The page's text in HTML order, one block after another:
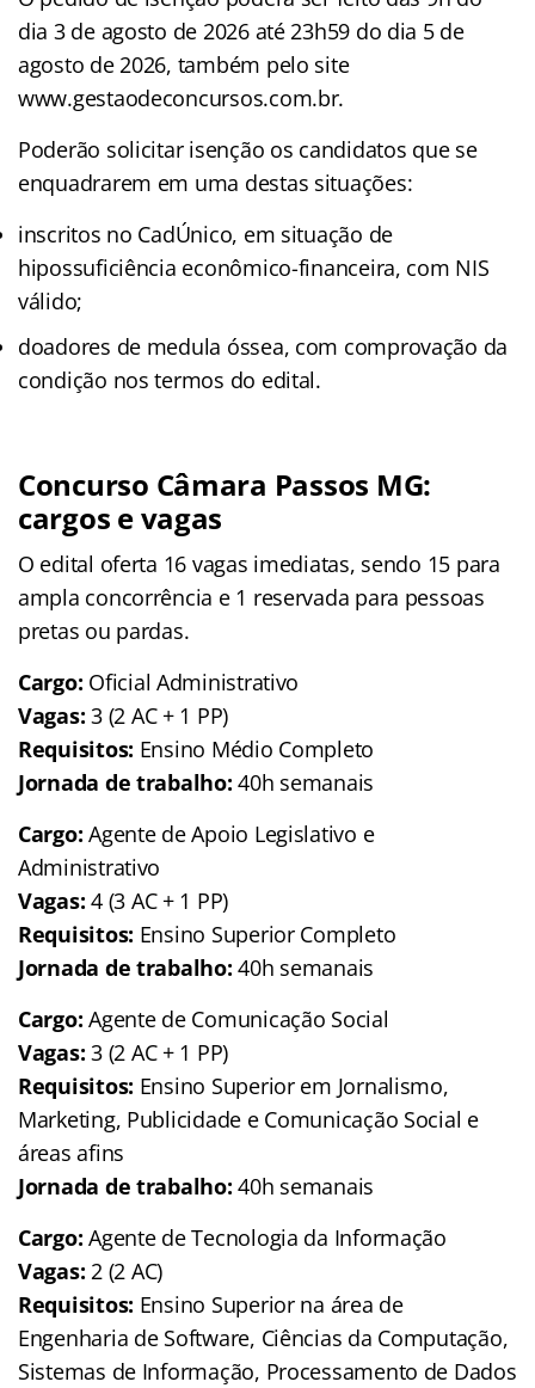
dia 3 de agosto de 2026 até 23h59 do dia 5 de
agosto de 2026, também pelo site
www.gestaodeconcursos.com.br.
Poderão solicitar isenção os candidatos que se
enquadrarem em uma destas situações:
inscritos no CadÚnico, em situação de
hipossuficiência econômico-financeira, com NIS
válido;
doadores de medula óssea, com comprovação da
condição nos termos do edital.
Concurso Câmara Passos MG:
cargos e vagas
O edital oferta 16 vagas imediatas, sendo 15 para
ampla concorrência e 1 reservada para pessoas
pretas ou pardas.
Cargo: Oficial Administrativo
Vagas: 3 (2 AC + 1 PP)
Requisitos: Ensino Médio Completo
Jornada de trabalho: 40h semanais
Cargo: Agente de Apoio Legislativo e
Administrativo
Vagas: 4 (3 AC + 1 PP)
Requisitos: Ensino Superior Completo
Jornada de trabalho: 40h semanais
Cargo: Agente de Comunicação Social
Vagas: 3 (2 AC + 1 PP)
Requisitos: Ensino Superior em Jornalismo,
Marketing, Publicidade e Comunicação Social e
áreas afins
Jornada de trabalho: 40h semanais
Cargo: Agente de Tecnologia da Informação
Vagas: 2 (2 AC)
Requisitos: Ensino Superior na área de
Engenharia de Software, Ciências da Computação,
Sistemas de Informação, Processamento de Dados